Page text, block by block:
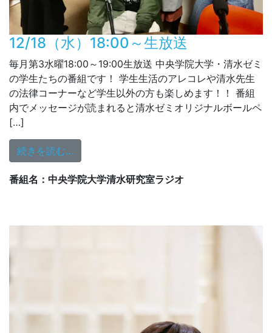
12/18（水）18:00～生放送
毎月第3水曜18:00～19:00生放送 中央学院大学・清水ゼミ
の学生たちの番組です！ 学生生活のアレコレや清水先生
の法律コーナーなど学生以外の方も楽しめます！！ 番組
内でメッセージが読まれると清水ゼミオリジナルボールペ
[…]
続きを読む…
番組名：中央学院大学清水研究室ラジオ